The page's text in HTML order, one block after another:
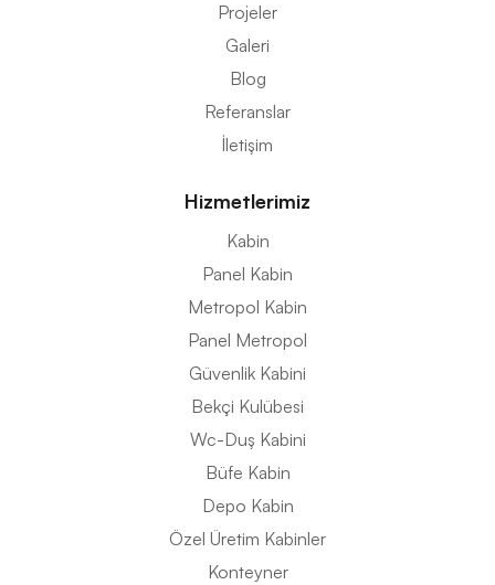
Projeler
Galeri
Blog
Referanslar
İletişim
Hizmetlerimiz
Kabin
Panel Kabin
Metropol Kabin
Panel Metropol
Güvenlik Kabini
Bekçi Kulübesi
Wc-Duş Kabini
Büfe Kabin
Depo Kabin
Özel Üretim Kabinler
Konteyner